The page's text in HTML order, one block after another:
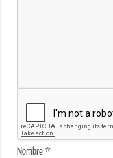
Nombre*